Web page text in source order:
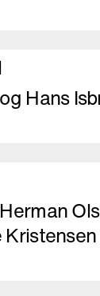
Hans
Kristensen